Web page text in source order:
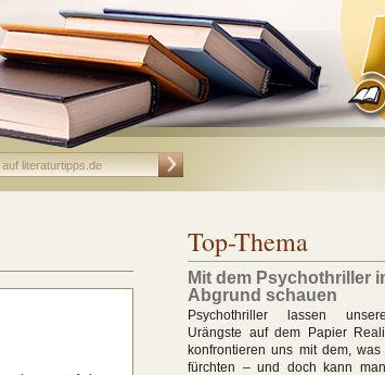
Top-Thema
Mit dem Psychothriller
Abgrund schauen
Psychothriller lassen
Urängste auf dem Papier
konfrontieren uns mit dem,
fürchten – und doch kann